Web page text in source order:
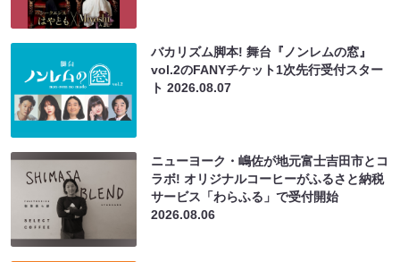
バカリズム脚本! 舞台『ノンレムの窓』
vol.2のFANYチケット1次先行受付スター
ト2026.08.07
ニューヨーク・嶋佐が地元富士吉田市とコ
ラボ! オリジナルコーヒーがふるさと納税
サービス「わらふる」で受付開始
2026.08.06